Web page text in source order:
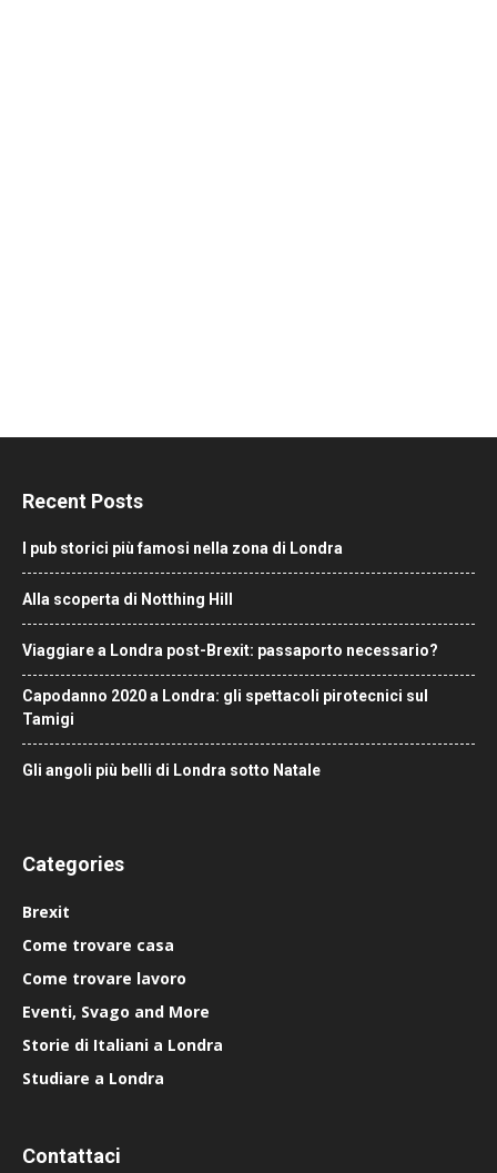
Recent Posts
I pub storici più famosi nella zona di Londra
Alla scoperta di Notthing Hill
Viaggiare a Londra post-Brexit: passaporto necessario?
Capodanno 2020 a Londra: gli spettacoli pirotecnici sul
Tamigi
Gli angoli più belli di Londra sotto Natale
Categories
Brexit
Come trovare casa
Come trovare lavoro
Eventi, Svago and More
Storie di Italiani a Londra
Studiare a Londra
Contattaci